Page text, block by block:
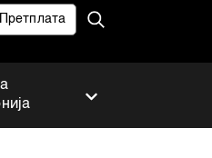
Претплата